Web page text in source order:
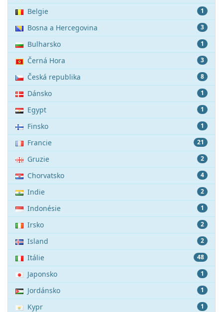
1
Belgie
3
Bosna a Hercegovina
1
Bulharsko
3
Černá Hora
8
Česká republika
1
Dánsko
1
Egypt
1
Finsko
21
Francie
2
Gruzie
4
Chorvatsko
2
Indie
1
Indonésie
2
Irsko
2
Island
48
Itálie
1
Japonsko
1
Jordánsko
1
Kypr